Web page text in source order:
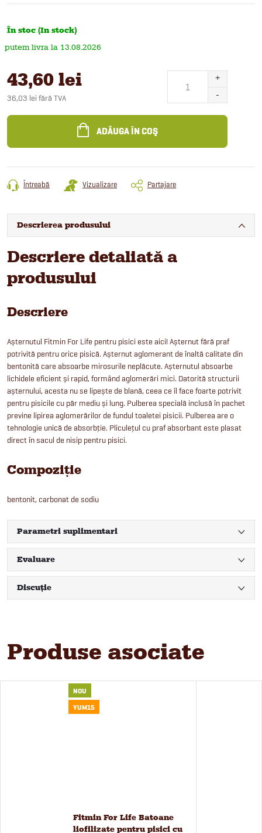
În stoc (In stock)
13.08.2026
43,60 lei
36,03 lei fără TVA
preţ:
ADĂUGA ÎN COŞ
Întreabă Vizualizare Partajare
Descrierea produsului
Descriere detaliată a
produsului
Descriere
Așternutul Fitmin For Life pentru pisici este aici! Așternut fără praf
potrivită pentru orice pisică. Așternut aglomerant de înaltă calitate din
bentonită care absoarbe mirosurile neplăcute. Așternutul absoarbe
lichidele eficient și rapid, formând aglomerări mici. Datorită structurii
așternului, acesta nu se lipește de blană, ceea ce îl face foarte potrivit
pentru pisicile cu păr mediu și lung. Pulberea specială inclusă în pachet
previne lipirea aglomerărilor de fundul toaletei pisicii. Pulberea are o
tehnologie unică de absorbție. Pliculețul cu praf absorbant este plasat
direct în sacul de nisip pentru pisici.
Compoziție
bentonit, carbonat de sodiu
Parametri suplimentari
Evaluare
Discuţie
Produse asociate
NOU
YUM15
Fitmin For Life Batoane
liofilizate pentru pisici cu